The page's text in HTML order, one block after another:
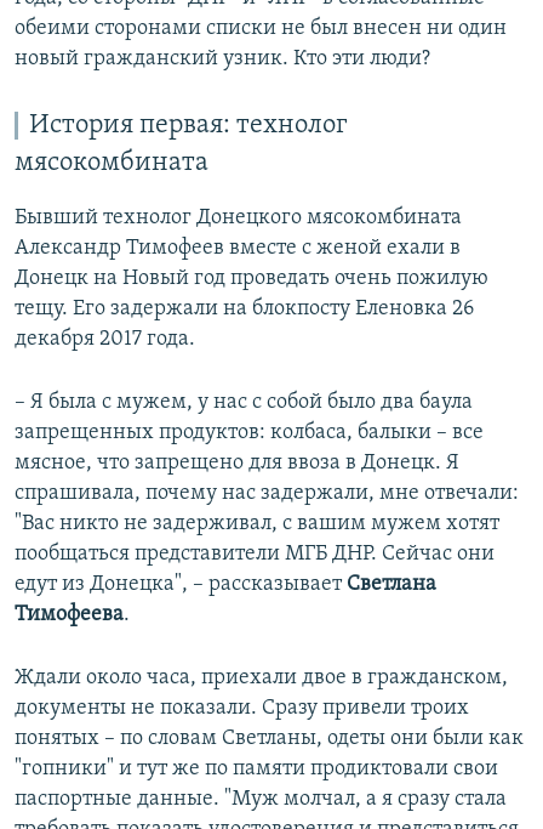
обеими сторонами списки не был внесен ни один
новый гражданский узник. Кто эти люди?
История первая: технолог
мясокомбината
Бывший технолог Донецкого мясокомбината
Александр Тимофеев вместе с женой ехали в
Донецк на Новый год проведать очень пожилую
тещу. Его задержали на блокпосту Еленовка 26
декабря 2017 года.
– Я была с мужем, у нас с собой было два баула
запрещенных продуктов: колбаса, балыки – все
мясное, что запрещено для ввоза в Донецк. Я
спрашивала, почему нас задержали, мне отвечали:
"Вас никто не задерживал, с вашим мужем хотят
пообщаться представители МГБ ДНР. Сейчас они
едут из Донецка", – рассказывает Светлана
Тимофеева.
Ждали около часа, приехали двое в гражданском,
документы не показали. Сразу привели троих
понятых – по словам Светланы, одеты они были как
"гопники" и тут же по памяти продиктовали свои
паспортные данные. "Муж молчал, а я сразу стала